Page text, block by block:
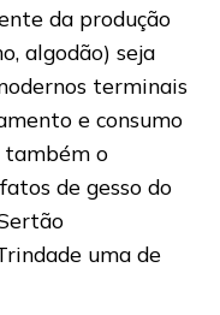
da produção
algodão) seja
terminais
e consumo
o
de gesso do
uma de